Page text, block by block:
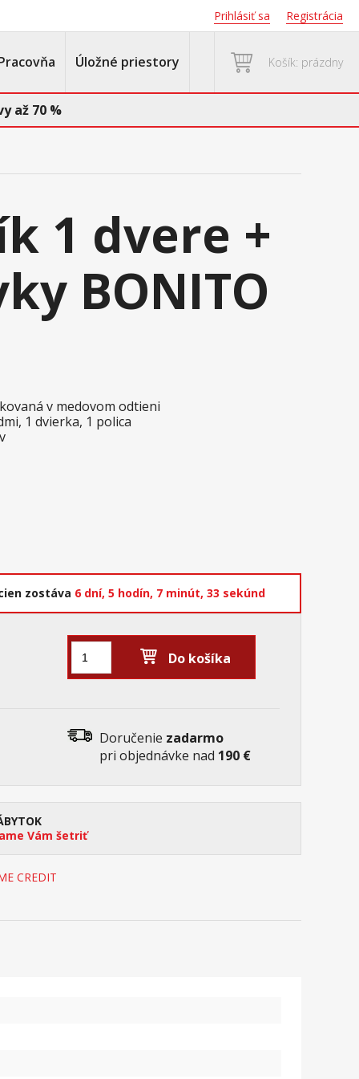
Prihlásiť sa Registrácia
Úložné priestory Košík: prázdny
až 70 %
1 dvere +
BONITO
v medovom odtieni
1 dvierka, 1 polica
zostáva 6 dní, 5 hodín, 7 minút, 31 sekúnd
Do košíka
Doručenie zadarmo
pri objednávke nad 190 €
Vám šetriť
CREDIT